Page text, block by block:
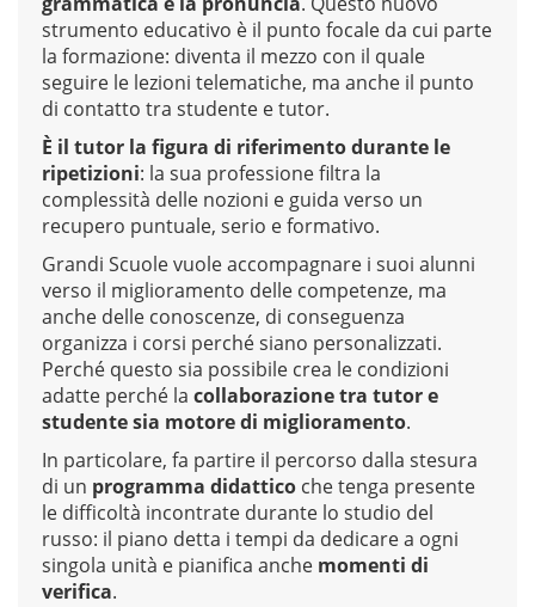
strumento educativo è il punto focale da cui parte
la formazione: diventa il mezzo con il quale
seguire le lezioni telematiche, ma anche il punto
di contatto tra studente e tutor.
È il tutor la figura di riferimento durante le
ripetizioni: la sua professione filtra la
complessità delle nozioni e guida verso un
recupero puntuale, serio e formativo.
Grandi Scuole vuole accompagnare i suoi alunni
verso il miglioramento delle competenze, ma
anche delle conoscenze, di conseguenza
organizza i corsi perché siano personalizzati.
Perché questo sia possibile crea le condizioni
adatte perché la collaborazione tra tutor e
studente sia motore di miglioramento.
In particolare, fa partire il percorso dalla stesura
di un programma didattico che tenga presente
le difficoltà incontrate durante lo studio del
russo: il piano detta i tempi da dedicare a ogni
singola unità e pianifica anche momenti di
verifica.